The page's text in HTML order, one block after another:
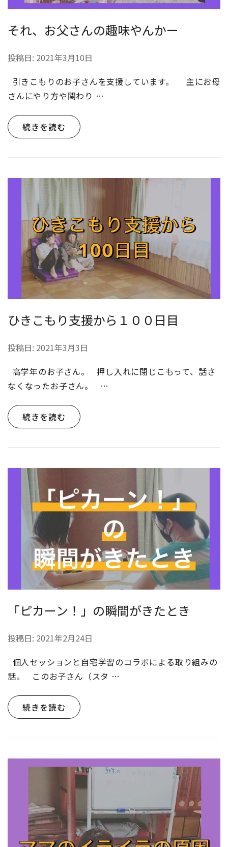
それ、お父さんの趣味やんかー
投稿日: 2021年3月10日
引きこもりのお子さんを支援しています。 主にお母
さんにやり方や関わり …
続きを読む
ひきこもり支援から１００日目
投稿日: 2021年3月3日
高学年のお子さん。 押し入れに閉じこもって、話さ
なくなったお子さん。 …
続きを読む
「ピカーン！」の瞬間がきたとき
投稿日: 2021年2月24日
個人セッションと自宅学習のコラボによる取り組みの
話。 このお子さん（スタ …
続きを読む